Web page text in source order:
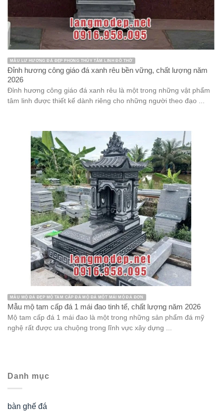
MẪU LƯ HƯƠNG ĐÁ ĐẸP PHONG THỦY TÂM LINH ĐỒ THỜ
Đỉnh hương công giáo đá xanh rêu bền vững, chất lượng năm
2026
Đỉnh hương công giáo đá xanh rêu là một trong những vật phẩm
tâm linh được thiết kế dành riêng cho những người theo đạo ...
MẪU MỘ ĐÁ ĐẸP MỘ TAM CẤP ĐÁ MỘ ĐÁ MỘT MÁI MỘ ĐÁ ĐƠN
Mẫu mộ tam cấp đá 1 mái đao tinh tế, chất lượng năm 2026
Mộ tam cấp đá 1 mái đao là một trong những sản phẩm đá mỹ
nghệ rất được ưa chuộng trong lĩnh vực xây dựng ...
Danh mục
bàn ghế đá